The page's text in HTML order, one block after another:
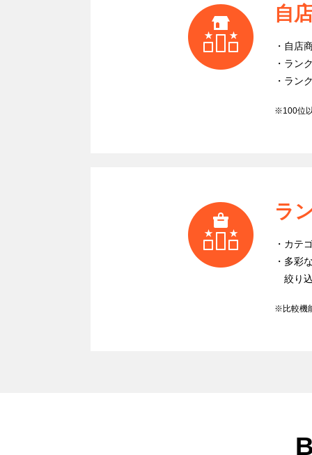
自
自店
ラン
ラン
※100位
ラ
カテ
多彩
絞り
※比較機